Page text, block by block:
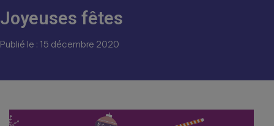
Joyeuses fêtes
Publié le : 15 décembre 2020